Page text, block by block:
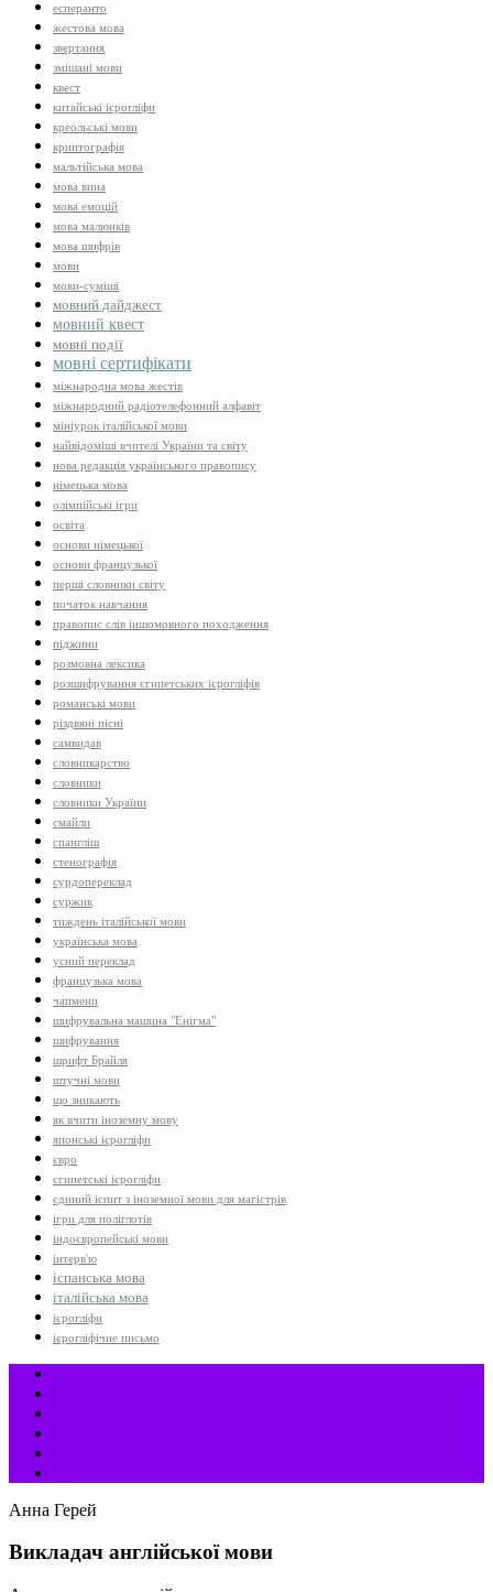
есперанто
жестова мова
звертання
змішані мови
квест
китайські ієрогліфи
креольські мови
криптографія
мальтійська мова
мова вина
мова емоцій
мова малюнків
мова шифрів
мови
мови-суміші
мовний дайджест
мовний квест
мовні події
мовні сертифікати
міжнародна мова жестів
міжнародний радіотелефонний алфавіт
мініурок італійської мови
найвідоміші вчителі України та світу
нова редакція українського правопису
німецька мова
олімпійські ігри
освіта
основи німецької
основи французької
перші словники світу
початок навчання
правопис слів іншомовного походження
піджини
розмовна лексика
розшифрування єгипетських ієрогліфів
романські мови
різдвяні пісні
самвидав
словникарство
словники
словники України
смайли
спангліш
стенографія
сурдопереклад
суржик
тиждень італійської мови
українська мова
усний переклад
французька мова
чапмени
шифрувальна машина "Енігма"
шифрування
шрифт Брайля
штучні мови
що зникають
як вчити іноземну мову
японські ієрогліфи
євро
єгипетські ієрогліфи
єдиний іспит з іноземної мови для магістрів
ігри для поліглотів
індоєвропейські мови
інтерв'ю
іспанська мова
італійська мова
ієрогліфи
ієрогліфічне письмо
Анна Герей
Викладач англійської мови